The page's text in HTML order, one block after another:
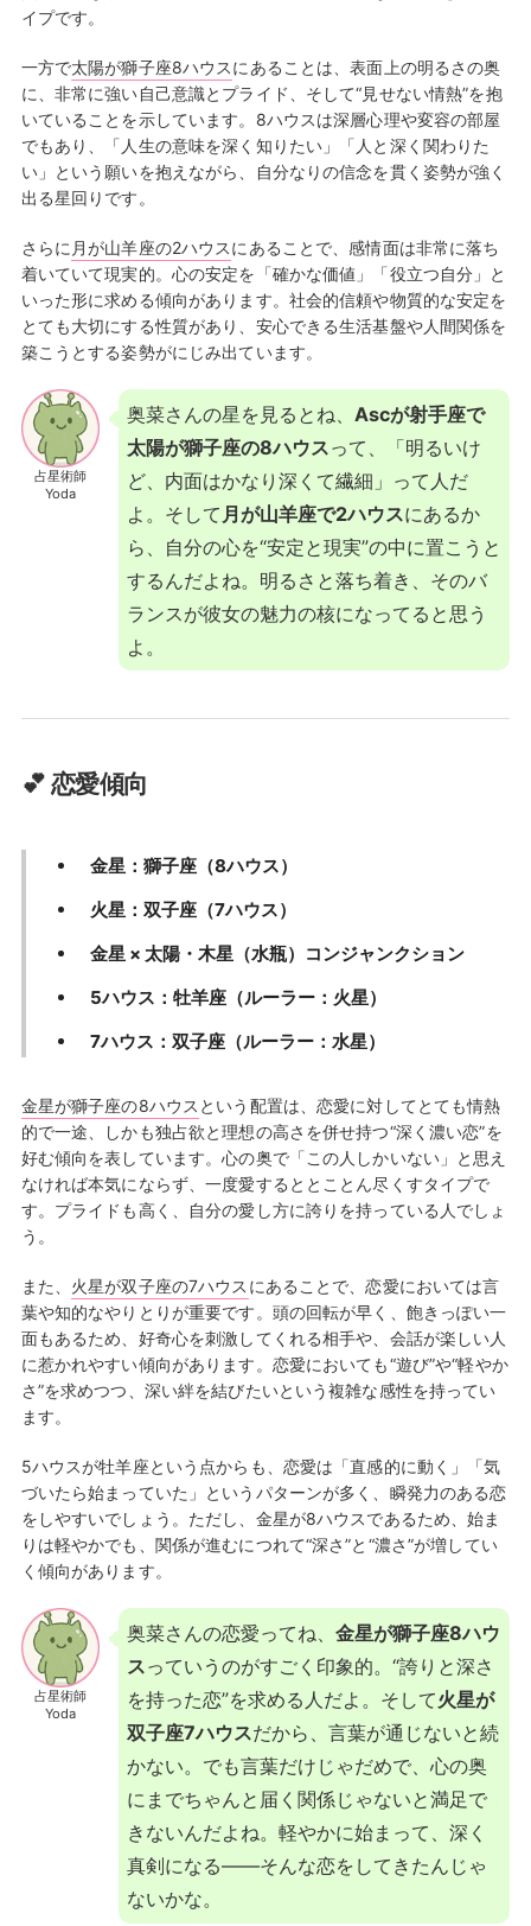
イプです。
一方で太陽が獅子座8ハウスにあることは、表面上の明るさの奥
に、非常に強い自己意識とプライド、そして“見せない情熱”を抱
いていることを示しています。8ハウスは深層心理や変容の部屋
でもあり、「人生の意味を深く知りたい」「人と深く関わりた
い」という願いを抱えながら、自分なりの信念を貫く姿勢が強く
出る星回りです。
さらに 月が山羊座の2ハウスにあることで、感情面は非常に落ち
着いていて現実的。心の安定を「確かな価値」「役立つ自分」と
いった形に求める傾向があります。社会的信頼や物質的な安定を
とても大切にする性質があり、安心できる生活基盤や人間関係を
築こうとする姿勢がにじみ出ています。
占星術師
Yoda
奥菜さんの星を見るとね、 Ascが射手座で
太陽が獅子座の8ハウスって、「明るいけ
ど、内面はかなり深くて繊細」って人だ
よ。そして 月が山羊座で2ハウスにあるか
ら、自分の心を“安定と現実”の中に置こうと
するんだよね。明るさと落ち着き、そのバ
ランスが彼女の魅力の核になってると思う
よ。
💕 恋愛傾向
金星：獅子座（8ハウス）
火星：双子座（7ハウス）
金星 × 太陽・木星（水瓶）コンジャンクション
5ハウス：牡羊座（ルーラー：火星）
7ハウス：双子座（ルーラー：水星）
金星が獅子座の8ハウス という配置は、恋愛に対してとても情熱
的で一途、しかも独占欲と理想の高さを併せ持つ“深く濃い恋”を
好む傾向を表しています。心の奥で「この人しかいない」と思え
なければ本気にならず、一度愛するととことん尽くすタイプで
す。プライドも高く、自分の愛し方に誇りを持っている人でしょ
う。
また、 火星が双子座の7ハウス にあることで、恋愛においては言
葉や知的なやりとりが重要です。頭の回転が早く、飽きっぽい一
面もあるため、好奇心を刺激してくれる相手や、会話が楽しい人
に惹かれやすい傾向があります。恋愛においても“遊び”や“軽やか
さ”を求めつつ、深い絆を結びたいという複雑な感性を持ってい
ます。
5ハウスが牡羊座という点からも、恋愛は「直感的に動く」「気
づいたら始まっていた」というパターンが多く、瞬発力のある恋
をしやすいでしょう。ただし、金星が8ハウスであるため、始ま
りは軽やかでも、関係が進むにつれて“深さ”と“濃さ”が増してい
く傾向があります。
占星術師
Yoda
奥菜さんの恋愛ってね、 金星が獅子座8ハウ
スっていうのがすごく印象的。“誇りと深さ
を持った恋”を求める人だよ。そして火星が
双子座7ハウスだから、言葉が通じないと続
かない。でも言葉だけじゃだめで、心の奥
にまでちゃんと届く関係じゃないと満足で
きないんだよね。軽やかに始まって、深く
真剣になる——そんな恋をしてきたんじゃ
ないかな。